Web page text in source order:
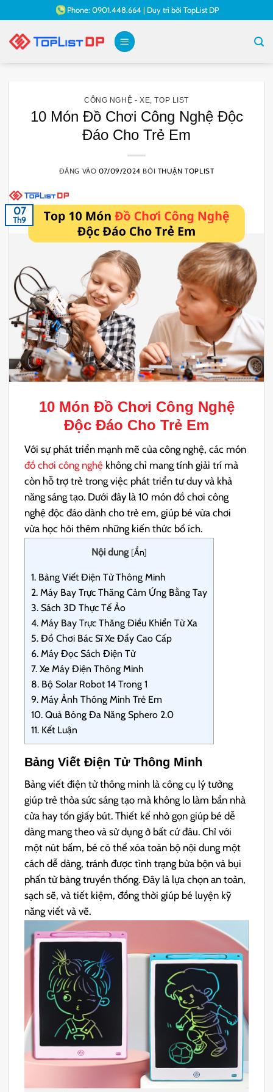
qua
nội
Phone: 0901.448.664| Duy trì bởi TopList DP
CÔNG NGHỆ - XE ,TOP LIST
10 Món Đồ Chơi Công Nghệ Độc
Đáo Cho Trẻ Em
ĐĂNG VÀO 07/09/2024 BỞI THUẬN TOPLIST
07
Th9
10 Món Đồ Chơi Công Nghệ
Độc Đáo Cho Trẻ Em
Với sự phát triển mạnh mẽ của công nghệ, các món
đồ chơi công nghệ không chỉ mang tính giải trí mà
còn hỗ trợ trẻ trong việc phát triển tư duy và khả
năng sáng tạo. Dưới đây là 10 món đồ chơi công
nghệ độc đáo dành cho trẻ em, giúp bé vừa chơi
vừa học hỏi thêm những kiến thức bổ ích.
Nội dung [Ẩn]
1. Bảng Viết Điện Tử Thông Minh
2. Máy Bay Trực Thăng Cảm Ứng Bằng Tay
3. Sách 3D Thực Tế Ảo
4. Máy Bay Trực Thăng Điều Khiển Từ Xa
5. Đồ Chơi Bác Sĩ Xe Đẩy Cao Cấp
6. Máy Đọc Sách Điện Tử
7. Xe Máy Điện Thông Minh
8. Bộ Solar Robot 14 Trong 1
9. Máy Ảnh Thông Minh Trẻ Em
10. Quả Bóng Đa Năng Sphero 2.0
11. Kết Luận
Bảng Viết Điện Tử Thông Minh
Bảng viết điện tử thông minh là công cụ lý tưởng
giúp trẻ thỏa sức sáng tạo mà không lo làm bẩn nhà
cửa hay tốn giấy bút. Thiết kế nhỏ gọn giúp bé dễ
dàng mang theo và sử dụng ở bất cứ đâu. Chỉ với
một nút bấm, bé có thể xóa toàn bộ nội dung một
cách dễ dàng, tránh được tình trạng bừa bộn và bụi
phấn từ bảng truyền thống. Đây là lựa chọn an toàn,
sạch sẽ, và tiết kiệm, đồng thời giúp bé luyện kỹ
năng viết và vẽ.